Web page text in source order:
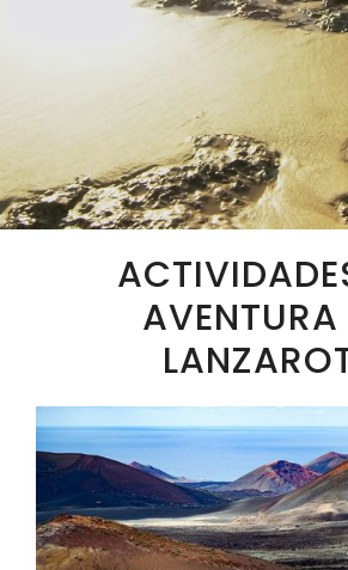
AVENTURA